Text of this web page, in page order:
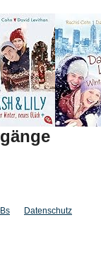
Datenschutz